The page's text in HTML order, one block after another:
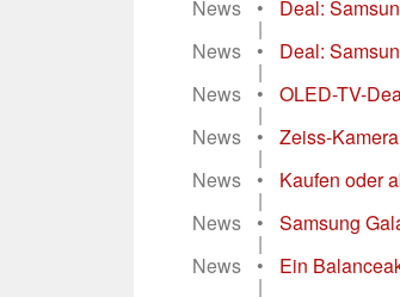
News
• Deal:
|
News
• Deal:
|
News
• OLED-TV-
|
News
• Zeiss-
|
News
• Kaufen oder
|
News
• Samsung
|
News
• Ein
|